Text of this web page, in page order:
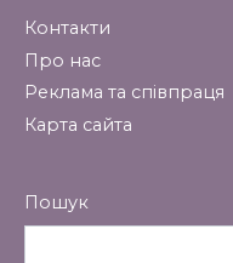
Контакти
Про нас
Реклама та співпраця
Карта сайта
Пошук